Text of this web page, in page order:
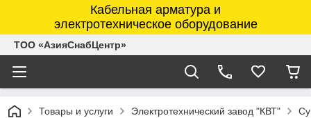
Кабельная арматура и
электротехническое оборудование
ТОО «АзияСнабЦентр»
Товары и услуги Электротехнический завод "КВТ"